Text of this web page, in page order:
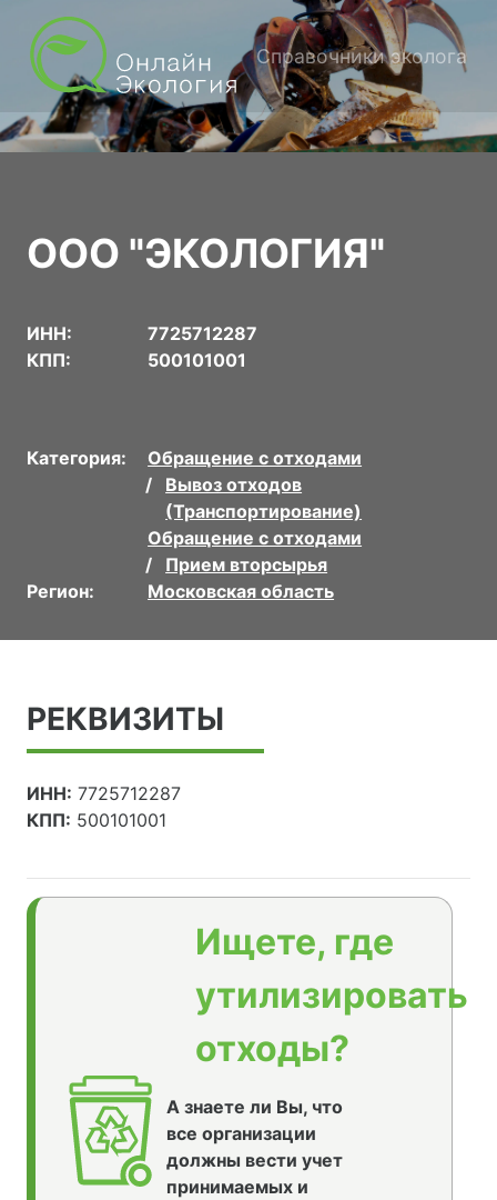
Справочники эколога
ООО "ЭКОЛОГИЯ"
ИНН:
7725712287
КПП:
500101001
Категория:
Обращение с отходами
Вывоз отходов
(Транспортирование)
Обращение с отходами
Прием вторсырья
Регион:
Московская область
РЕКВИЗИТЫ
ИНН: 7725712287
КПП: 500101001
Ищете, где
утилизировать
отходы?
А знаете ли Вы, что
все организации
должны вести учет
принимаемых и